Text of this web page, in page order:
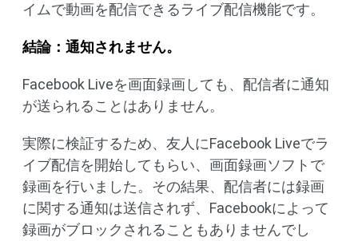
イムで動画を配信できるライブ配信機能です。
結論：通知されません。
Facebook Liveを画面録画しても、配信者に通知
が送られることはありません。
実際に検証するため、友人にFacebook Liveでラ
イブ配信を開始してもらい、画面録画ソフトで
録画を行いました。その結果、配信者には録画
に関する通知は送信されず、Facebookによって
録画がブロックされることもありませんでし